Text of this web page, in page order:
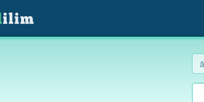
ä